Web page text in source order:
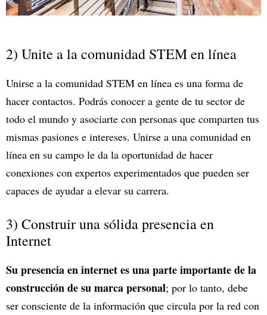
2) Unite a la comunidad STEM en línea
Unirse a la comunidad STEM en línea es una forma de
hacer contactos. Podrás conocer a gente de tu sector de
todo el mundo y asociarte con personas que comparten tus
mismas pasiones e intereses. Unirse a una comunidad en
línea en su campo le da la oportunidad de hacer
conexiones con expertos experimentados que pueden ser
capaces de ayudar a elevar su carrera.
3) Construir una sólida presencia en
Internet
Su presencia en internet es una parte importante de la
construcción de su marca personal; por lo tanto, debe
ser consciente de la información que circula por la red con